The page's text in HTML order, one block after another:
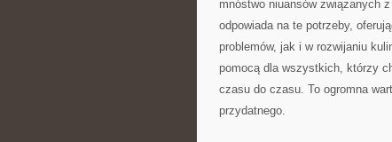
mnóstwo niuansów związanych
odpowiada na te potrzeby,
problemów, jak i w rozwijaniu
pomocą dla wszystkich, którzy
czasu do czasu. To ogromna
przydatnego.